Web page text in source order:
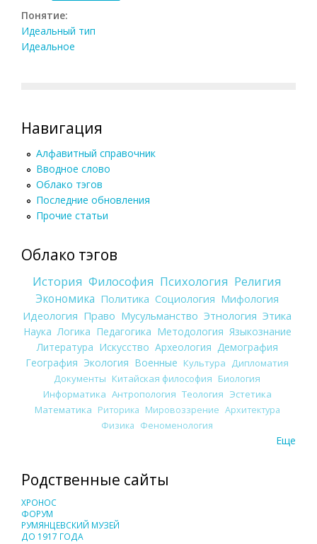
Понятие:
Идеальный тип
Идеальное
Навигация
Алфавитный справочник
Вводное слово
Облако тэгов
Последние обновления
Прочие статьи
Облако тэгов
История Философия Психология Религия
Экономика Политика Социология Мифология
Идеология Право Мусульманство Этнология Этика
Наука Логика Педагогика Методология Языкознание
Литература Искусство Археология Демография
География Экология Военные Культура
Дипломатия
Документы Китайская философия Биология
Информатика Антропология Теология Эстетика
Математика Риторика Мировоззрение Архитектура
Физика Феноменология
Еще
Родственные сайты
ХРОНОС
ФОРУМ
РУМЯНЦЕВСКИЙ МУЗЕЙ
ДО 1917 ГОДА